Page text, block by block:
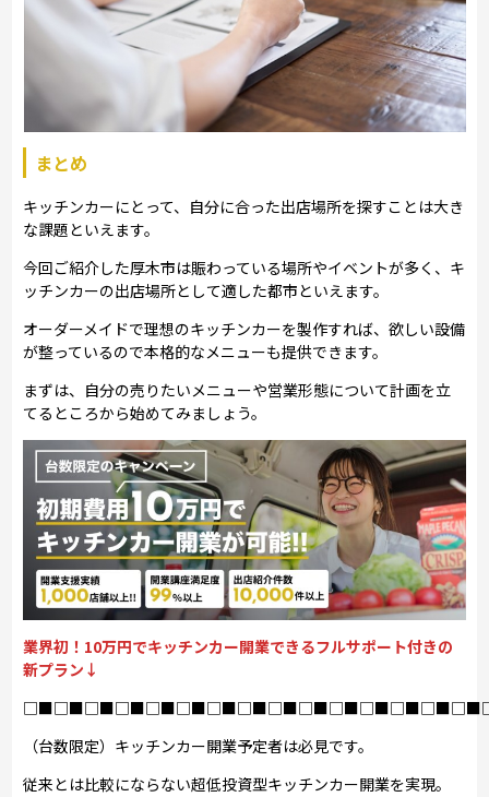
まとめ
キッチンカーにとって、自分に合った出店場所を探すことは大き
な課題といえます。
今回ご紹介した厚木市は賑わっている場所やイベントが多く、キ
ッチンカーの出店場所として適した都市といえます。
オーダーメイドで理想のキッチンカーを製作すれば、欲しい設備
が整っているので本格的なメニューも提供できます。
まずは、自分の売りたいメニューや営業形態について計画を立
てるところから始めてみましょう。
業界初！10万円でキッチンカー開業できるフルサポート付きの
新プラン↓
（台数限定）キッチンカー開業予定者は必見です。
従来とは比較にならない超低投資型キッチンカー開業を実現。